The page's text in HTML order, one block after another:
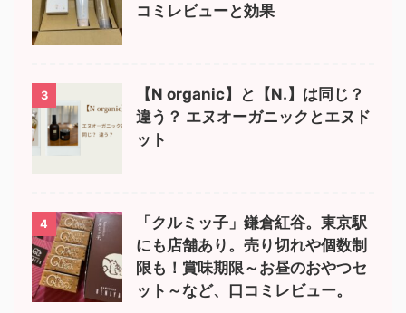
コミレビューと効果
3
【N organic】と【N.】は同じ？
違う？ エヌオーガニックとエヌド
ット
4
「クルミッ子」鎌倉紅谷。東京駅
にも店舗あり。売り切れや個数制
限も！賞味期限～お昼のおやつセ
ット～など、口コミレビュー。